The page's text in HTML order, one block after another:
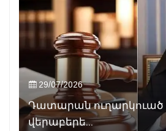
29/07/2026
Դատարան ուղարկուած
վերաբերե...